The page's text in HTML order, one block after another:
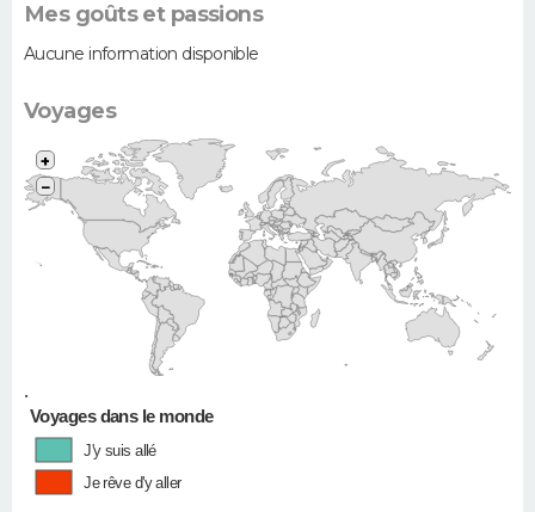
Mes goûts et passions
Aucune information disponible
Voyages
•
+
−
Voyages dans le monde
J'y suis allé
Je rêve d'y aller